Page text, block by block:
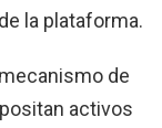
la plataforma.
de
activos